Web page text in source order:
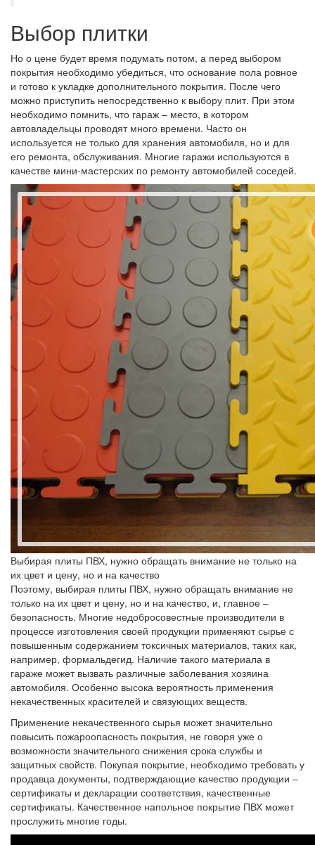
Выбор плитки
Но о цене будет время подумать потом, а перед выбором
покрытия необходимо убедиться, что основание пола ровное
и готово к укладке дополнительного покрытия. После чего
можно приступить непосредственно к выбору плит. При этом
необходимо помнить, что гараж – место, в котором
автовладельцы проводят много времени. Часто он
используется не только для хранения автомобиля, но и для
его ремонта, обслуживания. Многие гаражи используются в
качестве мини-мастерских по ремонту автомобилей соседей.
Выбирая плиты ПВХ, нужно обращать внимание не только на
их цвет и цену, но и на качество
Поэтому, выбирая плиты ПВХ, нужно обращать внимание не
только на их цвет и цену, но и на качество, и, главное –
безопасность. Многие недобросовестные производители в
процессе изготовления своей продукции применяют сырье с
повышенным содержанием токсичных материалов, таких как,
например, формальдегид. Наличие такого материала в
гараже может вызвать различные заболевания хозяина
автомобиля. Особенно высока вероятность применения
некачественных красителей и связующих веществ.
Применение некачественного сырья может значительно
повысить пожароопасность покрытия, не говоря уже о
возможности значительного снижения срока службы и
защитных свойств. Покупая покрытие, необходимо требовать у
продавца документы, подтверждающие качество продукции –
сертификаты и декларации соответствия, качественные
сертификаты. Качественное напольное покрытие ПВХ может
прослужить многие годы.